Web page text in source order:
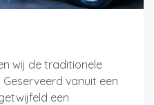
wij de traditionele
vanuit een
een